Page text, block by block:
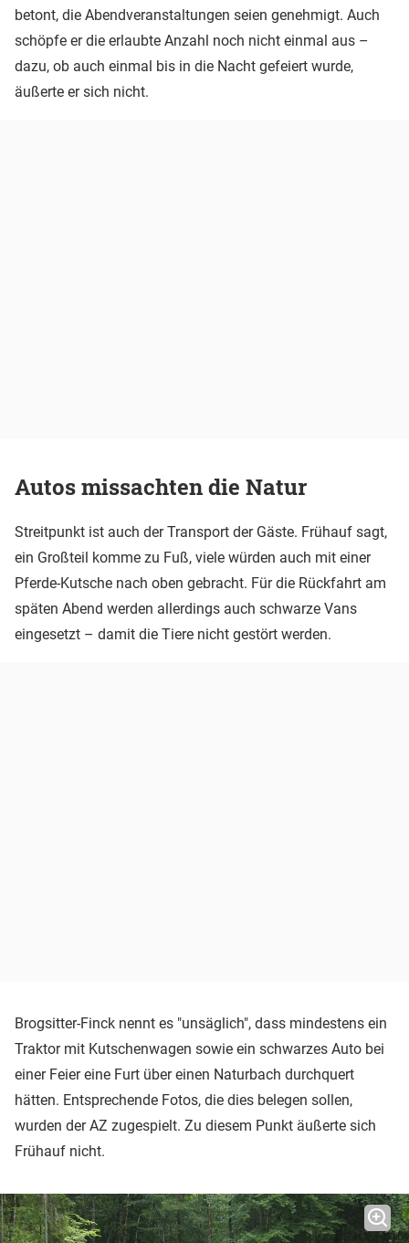
betont, die Abendveranstaltungen seien genehmigt. Auch
schöpfe er die erlaubte Anzahl noch nicht einmal aus –
dazu, ob auch einmal bis in die Nacht gefeiert wurde,
äußerte er sich nicht.
Autos missachten die Natur
Streitpunkt ist auch der Transport der Gäste. Frühauf sagt,
ein Großteil komme zu Fuß, viele würden auch mit einer
Pferde-Kutsche nach oben gebracht. Für die Rückfahrt am
späten Abend werden allerdings auch schwarze Vans
eingesetzt – damit die Tiere nicht gestört werden.
Brogsitter-Finck nennt es "unsäglich", dass mindestens ein
Traktor mit Kutschenwagen sowie ein schwarzes Auto bei
einer Feier eine Furt über einen Naturbach durchquert
hätten. Entsprechende Fotos, die dies belegen sollen,
wurden der AZ zugespielt. Zu diesem Punkt äußerte sich
Frühauf nicht.